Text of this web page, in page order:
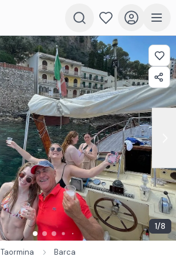
1/8
Taormina Barca